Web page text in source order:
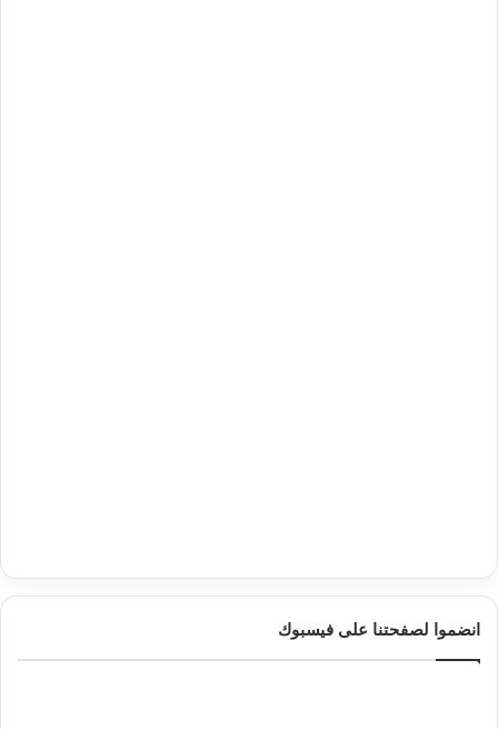
انضموا لصفحتنا على فيسبوك